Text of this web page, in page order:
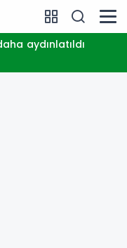
aydınlatıldı